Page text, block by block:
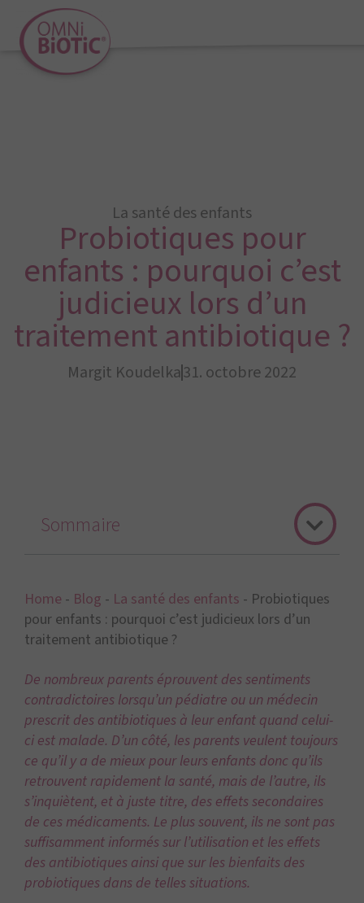
La santé des enfants
Probiotiques pour
enfants : pourquoi c’est
judicieux lors d’un
traitement antibiotique ?
Margit Koudelka31. octobre 2022
Home - Blog - La santé des enfants - Probiotiques
pour enfants : pourquoi c’est judicieux lors d’un
traitement antibiotique ?
De nombreux parents éprouvent des sentiments
contradictoires lorsqu’un pédiatre ou un médecin
prescrit des antibiotiques à leur enfant quand celui-
ci est malade. D’un côté, les parents veulent toujours
ce qu’il y a de mieux pour leurs enfants donc qu’ils
retrouvent rapidement la santé, mais de l’autre, ils
s’inquiètent, et à juste titre, des effets secondaires
de ces médicaments. Le plus souvent, ils ne sont pas
suffisamment informés sur l’utilisation et les effets
des antibiotiques ainsi que sur les bienfaits des
probiotiques dans de telles situations.
Sommaire